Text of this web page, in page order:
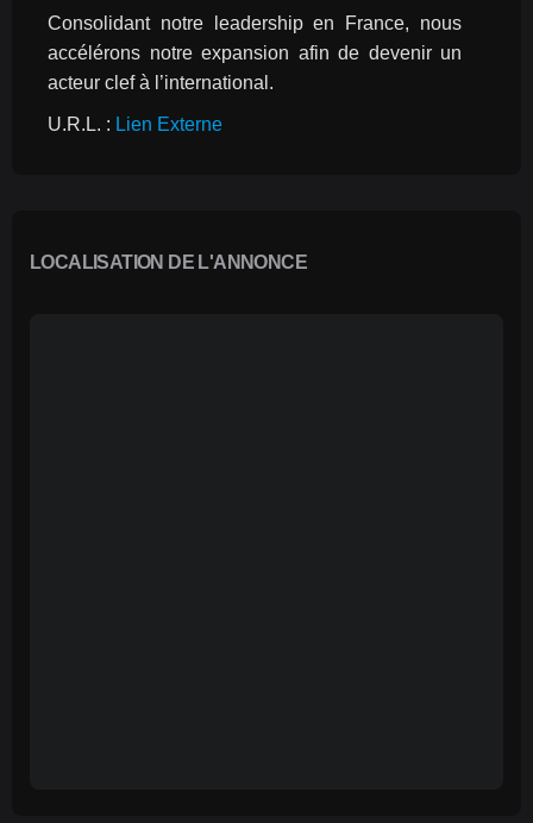
Consolidant notre leadership en France, nous
accélérons notre expansion afin de devenir un
acteur clef à l’international.
U.R.L. : Lien Externe
LOCALISATION DE L'ANNONCE